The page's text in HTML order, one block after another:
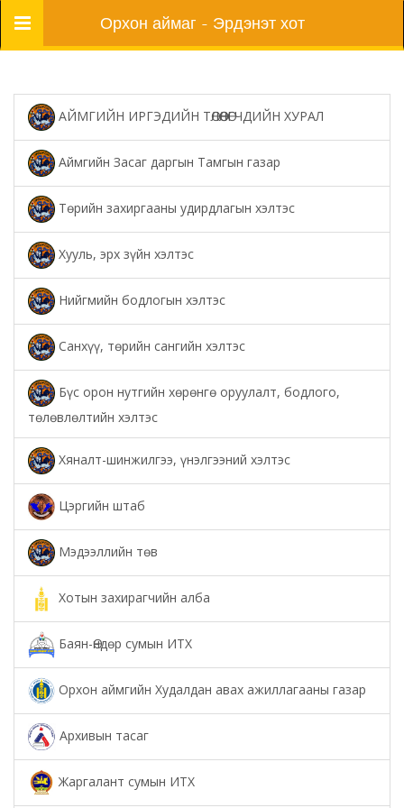
Цэс Орхон аймаг - Эрдэнэт хот
АЙМГИЙН ИРГЭДИЙН ТӨЛӨӨЛӨГЧДИЙН ХУРАЛ
Аймгийн Засаг даргын Тамгын газар
Төрийн захиргааны удирдлагын хэлтэс
Хууль, эрх зүйн хэлтэс
Нийгмийн бодлогын хэлтэс
Санхүү, төрийн сангийн хэлтэс
Бүс орон нутгийн хөрөнгө оруулалт, бодлого,
төлөвлөлтийн хэлтэс
Хяналт-шинжилгээ, үнэлгээний хэлтэс
Цэргийн штаб
Мэдээллийн төв
Хотын захирагчийн алба
Баян-Өндөр сумын ИТХ
Орхон аймгийн Худалдан авах ажиллагааны газар
Архивын тасаг
Жаргалант сумын ИТХ